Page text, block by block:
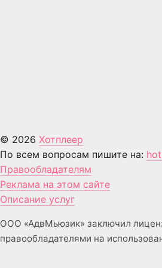
© 2026 Хотплеер
По всем вопросам пишите на:
Правообладателям
Реклама на этом сайте
Описание услуг
ООО «АдвМьюзик» заключил
правообладателями на